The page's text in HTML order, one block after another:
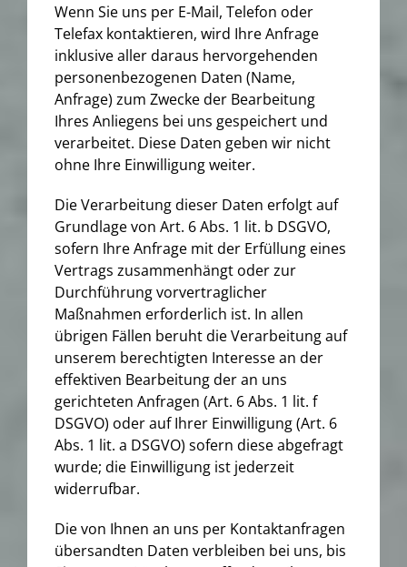
Wenn Sie uns per E-Mail, Telefon oder
Telefax kontaktieren, wird Ihre Anfrage
inklusive aller daraus hervorgehenden
personenbezogenen Daten (Name,
Anfrage) zum Zwecke der Bearbeitung
Ihres Anliegens bei uns gespeichert und
verarbeitet. Diese Daten geben wir nicht
ohne Ihre Einwilligung weiter.
Die Verarbeitung dieser Daten erfolgt auf
Grundlage von Art. 6 Abs. 1 lit. b DSGVO,
sofern Ihre Anfrage mit der Erfüllung eines
Vertrags zusammenhängt oder zur
Durchführung vorvertraglicher
Maßnahmen erforderlich ist. In allen
übrigen Fällen beruht die Verarbeitung auf
unserem berechtigten Interesse an der
effektiven Bearbeitung der an uns
gerichteten Anfragen (Art. 6 Abs. 1 lit. f
DSGVO) oder auf Ihrer Einwilligung (Art. 6
Abs. 1 lit. a DSGVO) sofern diese abgefragt
wurde; die Einwilligung ist jederzeit
widerrufbar.
Die von Ihnen an uns per Kontaktanfragen
übersandten Daten verbleiben bei uns, bis